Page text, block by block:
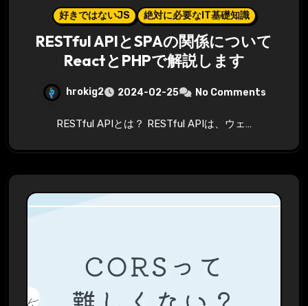
好きではないJS 絶対に必要なIT基礎知識
RESTful APIとSPAの関係について
ReactとPHPで解説します
hrokig2 2024-02-25 No Comments
RESTful APIとは？ RESTful APIは、ウェ…